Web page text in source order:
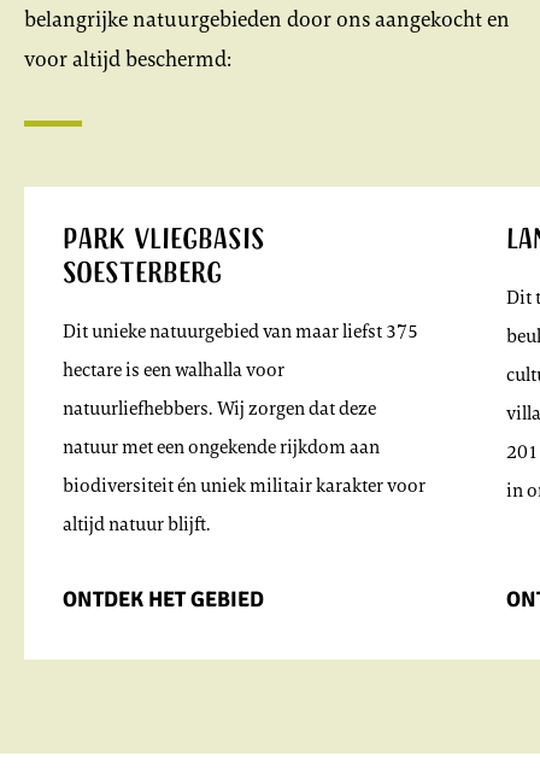
belangrijke natuurgebieden door ons aangekocht en
voor altijd beschermd:
Park Vliegbasis
Soesterberg
Dit unieke natuurgebied van maar liefst 375
hectare is een walhalla voor
natuurliefhebbers. Wij zorgen dat deze
natuur met een ongekende rijkdom aan
biodiversiteit én uniek militair karakter voor
altijd natuur blijft.
ONTDEK HET GEBIED
Dit
in